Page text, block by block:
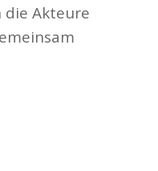
die Akteure